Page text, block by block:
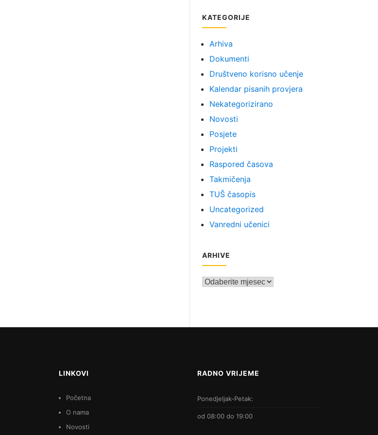
KATEGORIJE
Arhiva
Dokumenti
Društveno korisno učenje
Kalendar pisanih provjera
Nekategorizirano
Novosti
Posjete
Projekti
Raspored časova
Takmičenja
TUŠ časopis
Uncategorized
Vanredni učenici
ARHIVE
Arhive
LINKOVI
Početna
O nama
Novosti
RADNO VRIJEME
Ponedjeljak-Petak:
od 08:00 do 19:00